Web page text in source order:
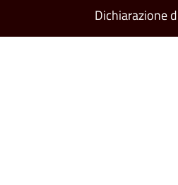
Dichiarazione